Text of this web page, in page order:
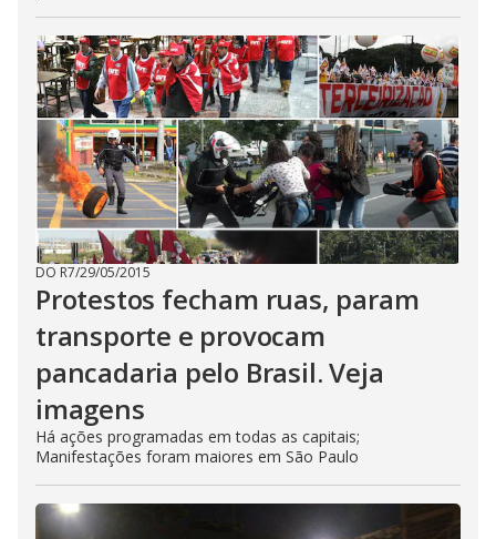
DO R7/29/05/2015
Protestos fecham ruas, param
transporte e provocam
pancadaria pelo Brasil. Veja
imagens
Há ações programadas em todas as capitais;
Manifestações foram maiores em São Paulo